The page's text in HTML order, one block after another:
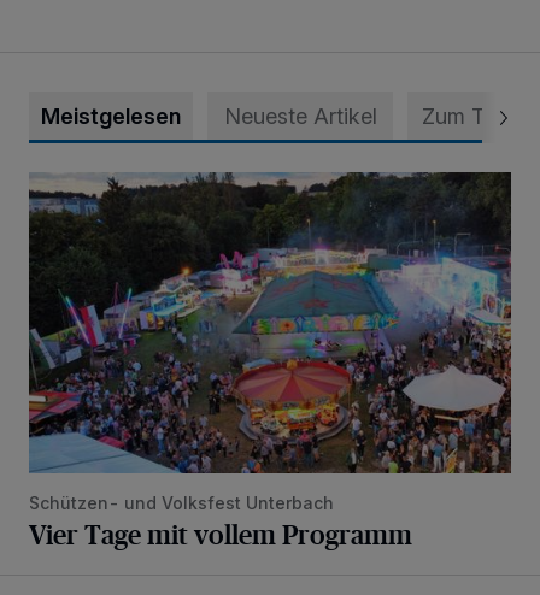
Meistgelesen Neueste Artikel Zum Thema
Vier Tage mit vollem Programm
Schützen- und Volksfest Unterbach
Vier Tage mit vollem Programm